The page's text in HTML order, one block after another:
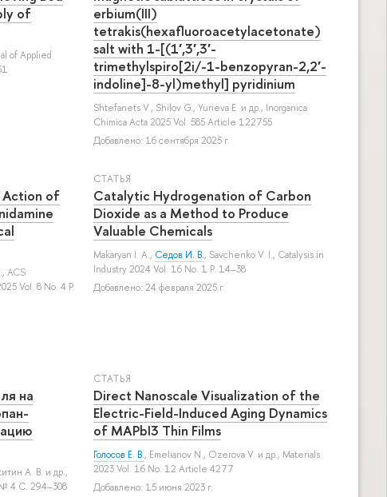
of
of Applied
erbium(III)
tetrakis(hexafluoroacetylacetonate)
salt with 1-[(1′,3′,3′-
trimethylspiro[2і/-1-benzopyran-2,2′-
indoline]-8-yl)methyl] pyridinium
Shtefanets V., Shilov G., Yurieva E. и др., Inorganica
Chimica Acta 2025 Vol. 585 Article 122755
Добавлено: 16 сентября 2025 г.
Action of
, ACS
Vol. 8 No. 4 P.
СТАТЬЯ
Catalytic Hydrogenation of Carbon
Dioxide as a Method to Produce
Valuable Chemicals
Makaryan I. A., Седов И. В., Savchenko V. I., Catalysis in
Industry 2024 Vol. 16 No. 1 P. 14–38
Добавлено: 24 февраля 2025 г.
на
А. В. и др.,
4 С. 294–308
СТАТЬЯ
Direct Nanoscale Visualization of the
Electric-Field-Induced Aging Dynamics
of MAPbI3 Thin Films
Голосов Е. В., Emelianov N., Ozerova V. и др., Materials
2023 Vol. 16 No. 12 Article 4277
Добавлено: 15 июня 2023 г.